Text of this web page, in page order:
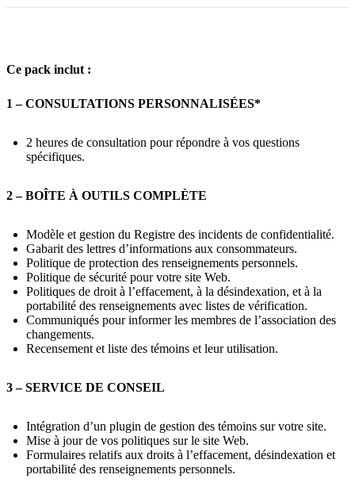
Ce pack inclut :
1 – CONSULTATIONS PERSONNALISÉES*
2 heures de consultation pour répondre à vos questions
spécifiques.
2 – BOÎTE À OUTILS COMPLÈTE
Modèle et gestion du Registre des incidents de confidentialité.
Gabarit des lettres d’informations aux consommateurs.
Politique de protection des renseignements personnels.
Politique de sécurité pour votre site Web.
Politiques de droit à l’effacement, à la désindexation, et à la
portabilité des renseignements avec listes de vérification.
Communiqués pour informer les membres de l’association des
changements.
Recensement et liste des témoins et leur utilisation.
3 – SERVICE DE CONSEIL
Intégration d’un plugin de gestion des témoins sur votre site.
Mise à jour de vos politiques sur le site Web.
Formulaires relatifs aux droits à l’effacement, désindexation et
portabilité des renseignements personnels.